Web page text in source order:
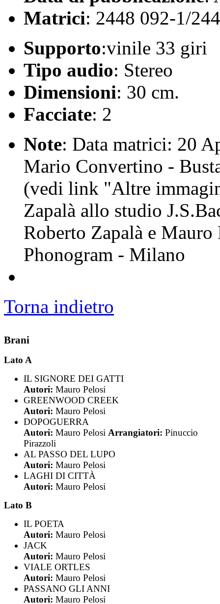
Matrici: 2448 092-1/
Supporto:vinile 33 giri
Tipo audio: Stereo
Dimensioni: 30 cm.
Facciate: 2
Note: Data matrici: 20
Mario Convertino -
(vedi link "Altre
Zapalà allo studio
Roberto Zapalà e
Phonogram - Milano
Torna indietro
Brani
Lato A
IL SIGNORE DEI GATTI
Autori: Mauro Pelosi
GREENWOOD CREEK
Autori: Mauro Pelosi
DOPOGUERRA
Autori: Mauro Pelosi Arrangiatori: Pinuccio
Pirazzoli
AL PASSO DEL LUPO
Autori: Mauro Pelosi
LAGHI DI CITTÀ
Autori: Mauro Pelosi
Lato B
IL POETA
Autori: Mauro Pelosi
JACK
Autori: Mauro Pelosi
VIALE ORTLES
Autori: Mauro Pelosi
PASSANO GLI ANNI
Autori: Mauro Pelosi